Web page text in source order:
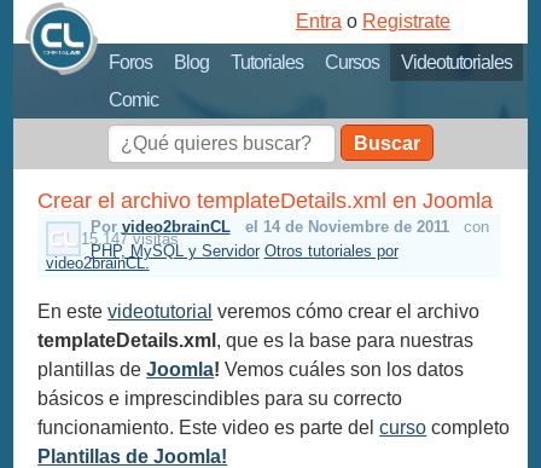
Foros Blog Tutoriales Cursos
Videotutoriales
Comic
Entra o Registrate
Buscar
Crear el archivo templateDetails.xml en Joomla
Por video2brainCL el 14 de Noviembre de 2011 con
15,147 visitas
PHP, MySQL y Servidor Otros tutoriales por
video2brainCL.
En estevideotutorial veremos cómo crear el archivo
templateDetails.xml , que es la base para nuestras
plantillas deJoomla! Vemos cuáles son los datos
básicos e imprescindibles para su correcto
funcionamiento. Este video es parte delcurso completo
Plantillas de Joomla!